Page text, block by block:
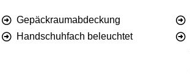
Gepäckraumabdeckung
Handschuhfach beleuchtet